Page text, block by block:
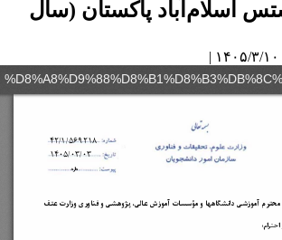
اسلام‌آباد پاکستان (سال